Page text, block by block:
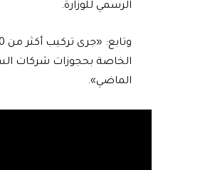
الرسمي للوزارة.
الخاصة بحجوزات شركات
الماضي».